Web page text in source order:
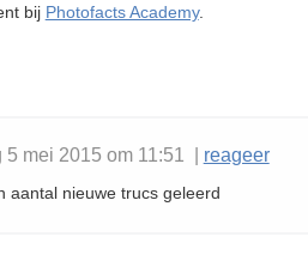
bij Photofacts Academy.
mei 2015 om 11:51 | reageer
aantal nieuwe trucs geleerd